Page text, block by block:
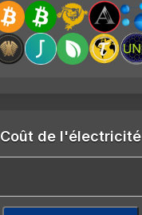
Coût de l'électricité